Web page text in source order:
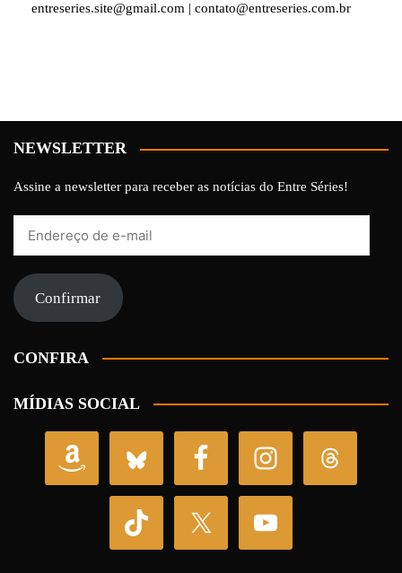
entreseries.site@gmail.com | contato@entreseries.com.br
NEWSLETTER
Assine a newsletter para receber as notícias do Entre Séries!
mail Confirmar
CONFIRA
MÍDIAS SOCIAL